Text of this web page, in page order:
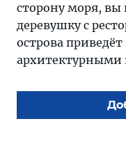
сторону моря, вы
деревушку с
острова